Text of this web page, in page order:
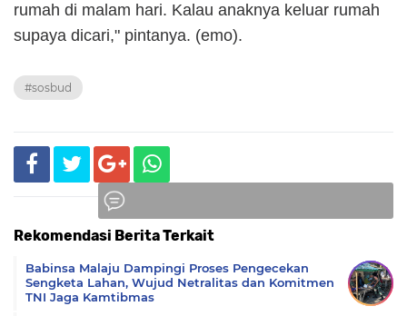
rumah di malam hari. Kalau anaknya keluar rumah
supaya dicari," pintanya. (emo).
#sosbud
Rekomendasi Berita Terkait
Babinsa Malaju Dampingi Proses Pengecekan
Sengketa Lahan, Wujud Netralitas dan Komitmen
TNI Jaga Kamtibmas